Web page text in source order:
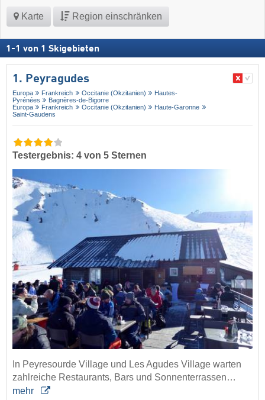
Karte Region einschränken
1 -1 von 1 Skigebieten
1. Peyragudes
Europa Frankreich Occitanie (Okzitanien)
Hautes-
Pyrénées
Bagnères-de-Bigorre
Europa
Frankreich Occitanie (Okzitanien)
Haute-Garonne
Saint-Gaudens
Testergebnis: 4 von 5 Sternen
In Peyresourde Village und Les Agudes Village warten
zahlreiche Restaurants, Bars und Sonnenterrassen…
mehr